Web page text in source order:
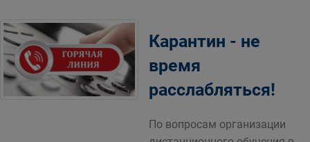
Карантин - не
время
расслабляться!
По вопросам организации